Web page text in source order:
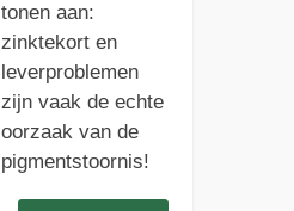
tonen aan:
zinktekort en
leverproblemen
zijn vaak de echte
oorzaak van de
pigmentstoornis!